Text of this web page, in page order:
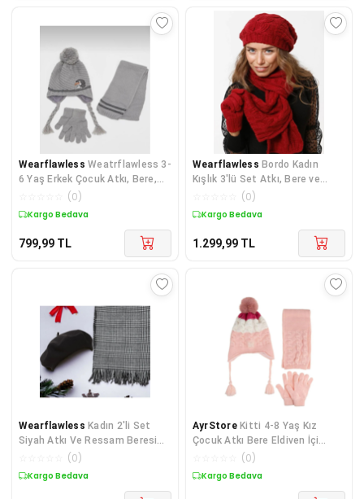
Wearflawless Weatrflawless 3-
6 Yaş Erkek Çocuk Atkı, Bere,
Eldiven 3'lü Takım
(0)
Kargo Bedava
799,99 TL
Wearflawless Bordo Kadın
Kışlık 3'lü Set Atkı, Bere ve
Eldiven Takımı
(0)
Kargo Bedava
1.299,99 TL
Wearflawless Kadın 2'li Set
Siyah Atkı Ve Ressam Beresi
Seti, Yılbaşı Hediyesi
(0)
Kargo Bedava
AyrStore Kitti 4-8 Yaş Kız
Çocuk Atkı Bere Eldiven İçi
Polarlı 3'lü Takım 24170-01
(0)
Kargo Bedava